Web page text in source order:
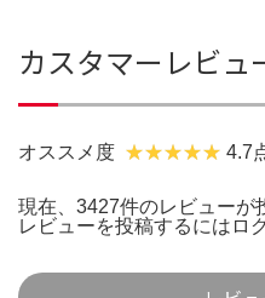
カスタマーレビュ
オススメ度 4.7
現在、3427件のレビューが
レビューを投稿するには ロ